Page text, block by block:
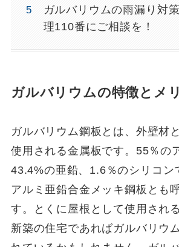
ガルバリウムの雨漏り対
理110番にご相談を！
ガルバリウムの特徴とメ
ガルバリウム鋼板とは、外壁材
使用される金属板です。55％の
43.4%の亜鉛、1.6％のシリコン
アルミ亜鉛合金メッキ鋼板とも
す。とくに屋根として使用され
新築の住宅であればガルバリウ